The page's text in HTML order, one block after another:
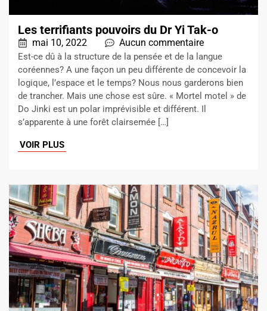
Les terrifiants pouvoirs du Dr Yi Tak-o
mai 10, 2022 Aucun commentaire
Est-ce dû à la structure de la pensée et de la langue
coréennes? A une façon un peu différente de concevoir la
logique, l’espace et le temps? Nous nous garderons bien
de trancher. Mais une chose est sûre. « Mortel motel » de
Do Jinki est un polar imprévisible et différent. Il
s’apparente à une forêt clairsemée […]
VOIR PLUS